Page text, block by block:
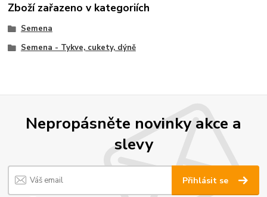
Zboží zařazeno v kategoriích
Semena
Semena - Tykve, cukety, dýně
Nepropásněte novinky akce a
slevy
Přihlásit se